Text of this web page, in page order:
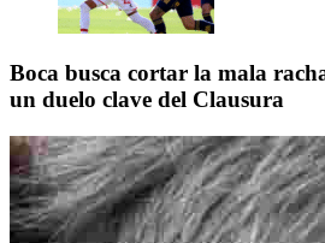
Boca busca cortar la mala
un duelo clave del Clausura